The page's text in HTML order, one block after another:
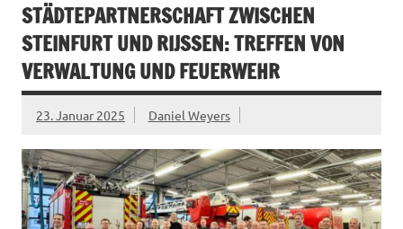
STÄDTEPARTNERSCHAFT ZWISCHEN
STEINFURT UND RIJSSEN: TREFFEN VON
VERWALTUNG UND FEUERWEHR
23. Januar 2025 Daniel Weyers